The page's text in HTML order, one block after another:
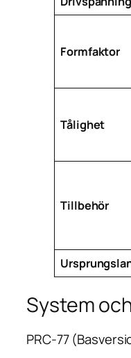
Formfaktor
Tålighet
Tillbehör
System
PRC-77